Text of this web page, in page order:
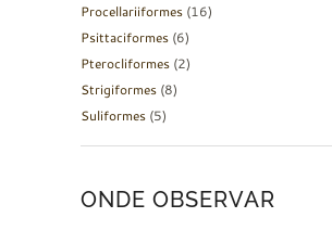
Procellariiformes (16)
Psittaciformes (6)
Pterocliformes (2)
Strigiformes (8)
Suliformes (5)
ONDE OBSERVAR